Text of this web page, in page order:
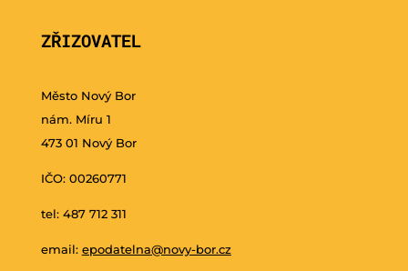
ZŘIZOVATEL
Město Nový Bor
nám. Míru 1
473 01 Nový Bor
IČO: 00260771
tel: 487 712 311
email: epodatelna@novy-bor.cz